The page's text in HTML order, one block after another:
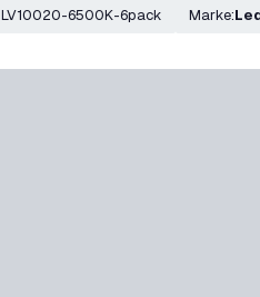
LV10020-6500K-6pack Marke: